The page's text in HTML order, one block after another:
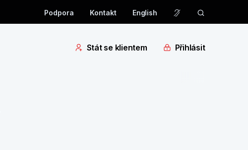
Podpora Kontakt English
Stát se klientem Přihlásit